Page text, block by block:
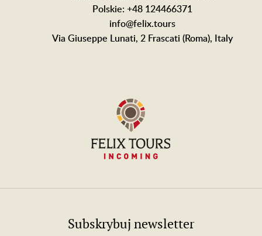
Polskie: +48 124466371
info@felix.tours
Via Giuseppe Lunati, 2 Frascati (Roma), Italy
Subskrybuj newsletter